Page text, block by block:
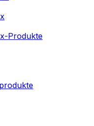
Produkte